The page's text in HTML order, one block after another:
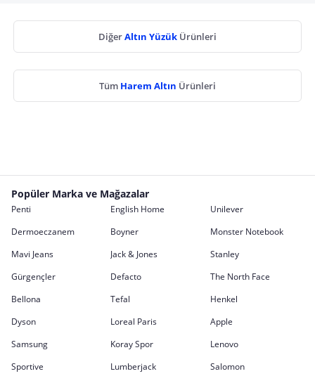
DiğerAltın Yüzük Ürünleri
Tüm Harem Altın Ürünleri
Popüler Marka ve Mağazalar
Penti English Home
Unilever
Dermoeczanem
Boyner
Monster Notebook
Mavi Jeans
Jack & Jones
Stanley
Gürgençler
Defacto
The North Face
Bellona
Tefal
Henkel
Dyson
Loreal Paris
Apple
Samsung
Koray Spor
Lenovo
Sportive
Lumberjack Salomon